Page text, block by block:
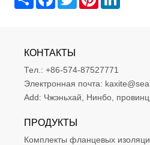
КОНТАКТЫ
Тел.: +86-574-87527771
Электронная почта:
Add: Чжэньхай, Нинбо,
ПРОДУКТЫ
Комплекты фланцевых